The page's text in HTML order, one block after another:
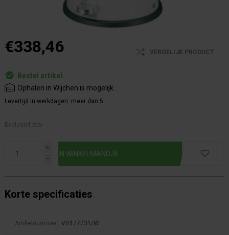
€338,46 VERGELIJK PRODUCT
Bestel artikel.
Ophalen in Wijchen is mogelijk.
Levertijd in werkdagen: meer dan 5
Exclusief btw.
i
h
Korte specificaties
Artikelnummer: VB177731/W